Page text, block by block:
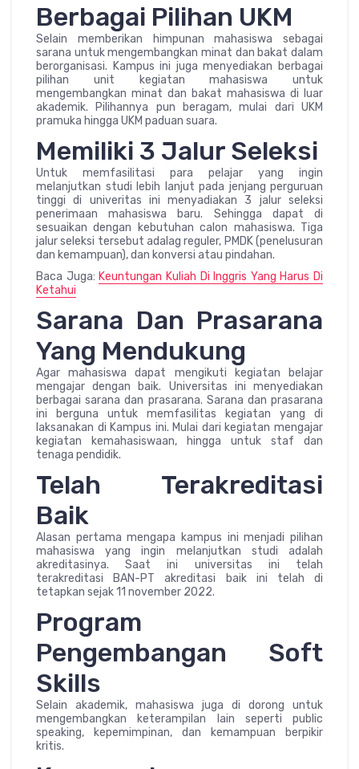
Berbagai Pilihan UKM
Selain memberikan himpunan mahasiswa sebagai
sarana untuk mengembangkan minat dan bakat dalam
berorganisasi. Kampus ini juga menyediakan berbagai
pilihan unit kegiatan mahasiswa untuk
mengembangkan minat dan bakat mahasiswa di luar
akademik. Pilihannya pun beragam, mulai dari UKM
pramuka hingga UKM paduan suara.
Memiliki 3 Jalur Seleksi
Untuk memfasilitasi para pelajar yang ingin
melanjutkan studi lebih lanjut pada jenjang perguruan
tinggi di univeritas ini menyadiakan 3 jalur seleksi
penerimaan mahasiswa baru. Sehingga dapat di
sesuaikan dengan kebutuhan calon mahasiswa. Tiga
jalur seleksi tersebut adalag reguler, PMDK (penelusuran
dan kemampuan), dan konversi atau pindahan.
Baca Juga: Keuntungan Kuliah Di Inggris Yang Harus Di
Ketahui
Sarana Dan Prasarana
Yang Mendukung
Agar mahasiswa dapat mengikuti kegiatan belajar
mengajar dengan baik. Universitas ini menyediakan
berbagai sarana dan prasarana. Sarana dan prasarana
ini berguna untuk memfasilitas kegiatan yang di
laksanakan di Kampus ini. Mulai dari kegiatan mengajar
kegiatan kemahasiswaan, hingga untuk staf dan
tenaga pendidik.
Telah Terakreditasi
Baik
Alasan pertama mengapa kampus ini menjadi pilihan
mahasiswa yang ingin melanjutkan studi adalah
akreditasinya. Saat ini universitas ini telah
terakreditasi BAN-PT akreditasi baik ini telah di
tetapkan sejak 11 november 2022.
Program
Pengembangan Soft
Skills
Selain akademik, mahasiswa juga di dorong untuk
mengembangkan keterampilan lain seperti public
speaking, kepemimpinan, dan kemampuan berpikir
kritis.